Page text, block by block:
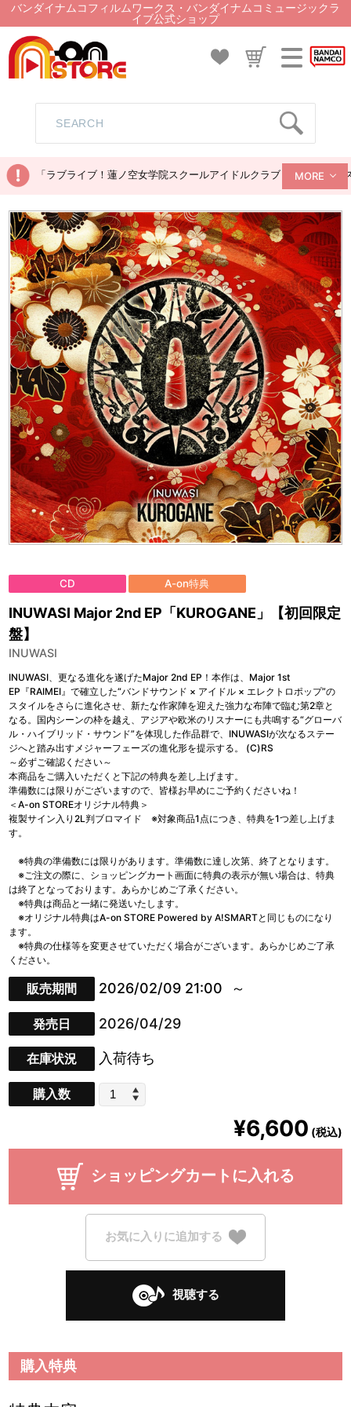
バンダイナムコフィルムワークス・バンダイナムコミュージックラ
イブ公式ショップ
「ラブライブ！蓮ノ空女学院スクールアイドルクラブ ぬいぐるみ
MORE
CD A-on特典
INUWASI Major 2nd EP「KUROGANE」【初回限定
盤】
INUWASI
INUWASI、更なる進化を遂げたMajor 2nd EP！本作は、Major 1st
EP『RAIMEI』で確立した“バンドサウンド × アイドル × エレクトロポップ”の
スタイルをさらに進化させ、新たな作家陣を迎えた強力な布陣で臨む第2章と
なる。国内シーンの枠を越え、アジアや欧米のリスナーにも共鳴する“グローバ
ル・ハイブリッド・サウンド”を体現した作品群で、INUWASIが次なるステー
ジへと踏み出すメジャーフェーズの進化形を提示する。 (C)RS
～必ずご確認ください～
本商品をご購入いただくと下記の特典を差し上げます。
準備数には限りがございますので、皆様お早めにご予約くださいね！
＜A-on STOREオリジナル特典＞
複製サイン入り2L判ブロマイド ※対象商品1点につき、特典を1つ差し上げま
す。
※特典の準備数には限りがあります。準備数に達し次第、終了となります。
※ご注文の際に、ショッピングカート画面に特典の表示が無い場合は、特典
は終了となっております。あらかじめご了承ください。
※特典は商品と一緒に発送いたします。
※オリジナル特典はA-on STORE Powered by A!SMARTと同じものになり
ます。
※特典の仕様等を変更させていただく場合がございます。あらかじめご了承
ください。
販売期間 2026/02/09 21:00
発売日 2026/04/29
在庫状況 入荷待ち
購入数
¥6,600 (税込)
ショッピングカートに入れる
お気に入りに追加する
視聴する
購入特典